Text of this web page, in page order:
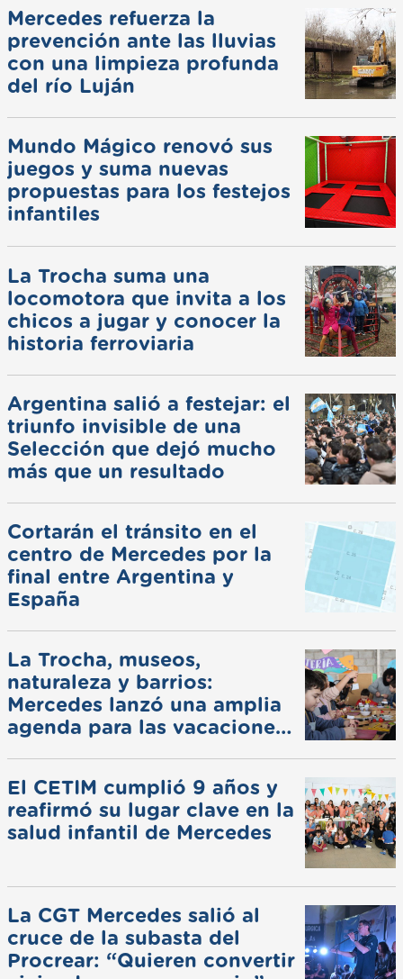
Mercedes refuerza la
prevención ante las lluvias
con una limpieza profunda
del río Luján
Mundo Mágico renovó sus
juegos y suma nuevas
propuestas para los festejos
infantiles
La Trocha suma una
locomotora que invita a los
chicos a jugar y conocer la
historia ferroviaria
Argentina salió a festejar: el
triunfo invisible de una
Selección que dejó mucho
más que un resultado
Cortarán el tránsito en el
centro de Mercedes por la
final entre Argentina y
España
La Trocha, museos,
naturaleza y barrios:
Mercedes lanzó una amplia
agenda para las vacaciones
El CETIM cumplió 9 años y
reafirmó su lugar clave en la
salud infantil de Mercedes
La CGT Mercedes salió al
cruce de la subasta del
Procrear: “Quieren convertir